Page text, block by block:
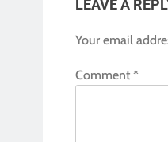
LEAVE A
Your email
Comment *